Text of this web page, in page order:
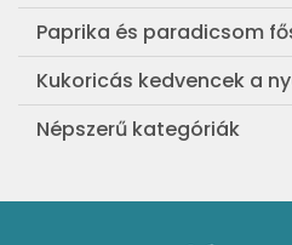
Frankfurti leves
Egyszerű muffin
Aranygaluska
Egyszerű krumplifőzelék
Paprika és paradicsom
Pan con Tomate
Paradicsom és paprika
Paradicsomos húsgombóc
Kukoricás kedvencek a
Legfinomabb főtt kukorica
Népszerű kategóriák